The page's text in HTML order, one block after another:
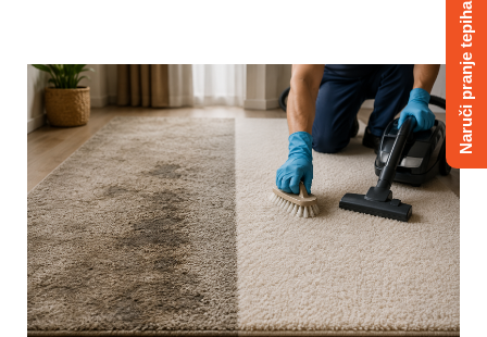
Naruči pranje tepiha